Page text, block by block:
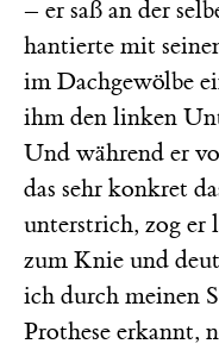
– er saß an der
hantierte mit
im Dachgewölbe
ihm den linken
Und während er
das sehr konkret
unterstrich, zog er
zum Knie und
ich durch meinen
Prothese erkannt,